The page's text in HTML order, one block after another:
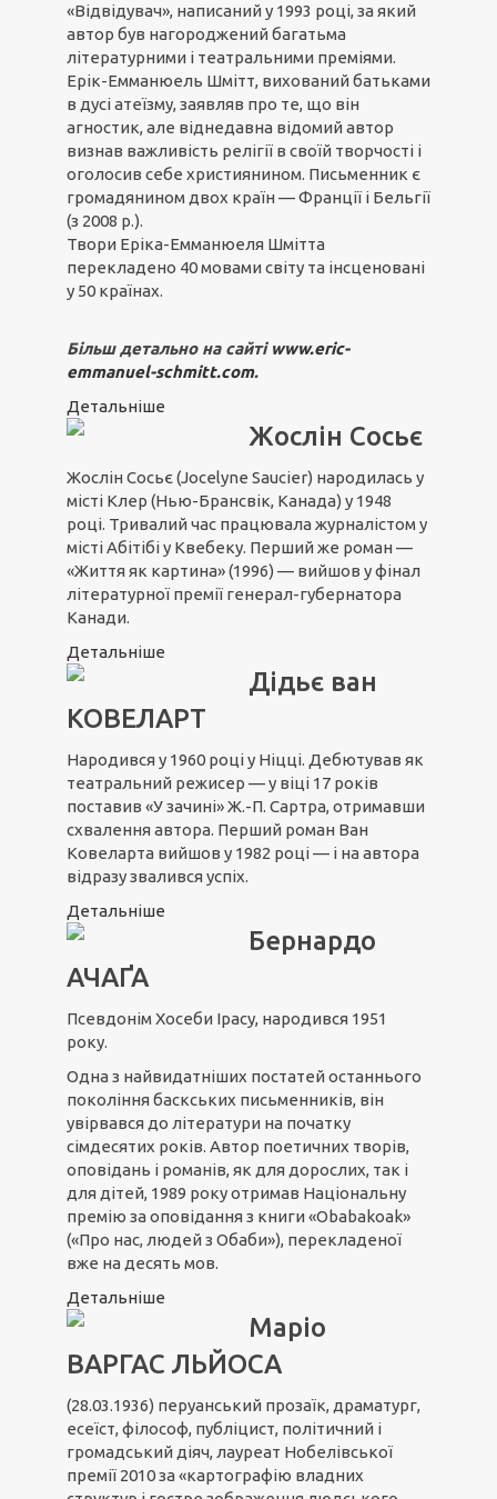
«Відвідувач», написаний у 1993 році, за який
автор був нагороджений багатьма
літературними і театральними преміями.
Ерік-Емманюель Шмітт, вихований батьками
в дусі атеїзму, заявляв про те, що він
агностик, але віднедавна відомий автор
визнав важливість релігії в своїй творчості і
оголосив себе християнином. Письменник є
громадянином двох країн — Франції і Бельгії
(з 2008 р.).
Твори Еріка-Емманюеля Шмітта
перекладено 40 мовами світу та інсценовані
у 50 країнах.
Більш детально на сайті www.eric-
emmanuel-schmitt.com.
Детальніше
Жослін Сосьє
Жослін Сосьє (Jocelyne Saucier) народилась у
місті Клер (Нью-Брансвік, Канада) у 1948
році. Тривалий час працювала журналістом у
місті Абітібі у Квебеку. Перший же роман —
«Життя як картина» (1996) — вийшов у фінал
літературної премії генерал-губернатора
Канади.
Детальніше
Дідьє ван
КОВЕЛАРТ
Народився у 1960 році у Ніцці. Дебютував як
театральний режисер — у віці 17 років
поставив «У зачині» Ж.-П. Сартра, отримавши
схвалення автора. Перший роман Ван
Ковеларта вийшов у 1982 році — і на автора
відразу звалився успіх.
Детальніше
Бернардо
АЧАҐА
Псевдонім Хосеби Ірасу, народився 1951
року.
Одна з найвидатніших постатей останнього
покоління баскських письменників, він
увірвався до літератури на початку
сімдесятих років. Автор поетичних творів,
оповідань і романів, як для дорослих, так і
для дітей, 1989 року отримав Національну
премію за оповідання з книги «Obabakoak»
(«Про нас, людей з Обаби»), перекладеної
вже на десять мов.
Детальніше
Маріо
ВАРГАС ЛЬЙОСА
(28.03.1936) перуанський прозаїк, драматург,
есеїст, філософ, публіцист, політичний і
громадський діяч, лауреат Нобелівської
премії 2010 за «картографію владних